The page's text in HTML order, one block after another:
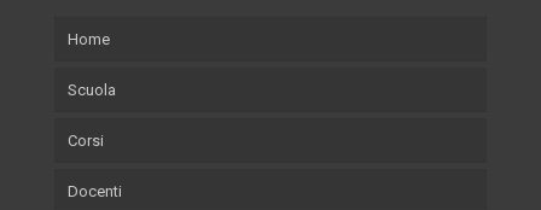
Home
Scuola
Corsi
Docenti